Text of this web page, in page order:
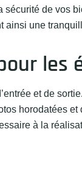
sécurité de vos
une
les
et de
horodatées
à la